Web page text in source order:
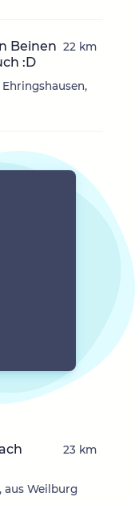
Beinen
:D
22 km
aus Weilburg
23 km